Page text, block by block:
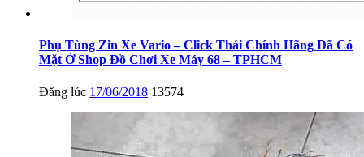
Phụ Tùng Zin Xe Vario – Click Thái Chính Hãng Đã Có
Mặt Ở Shop Đồ Chơi Xe Máy 68 – TPHCM
Đăng lúc 17/06/2018 13574